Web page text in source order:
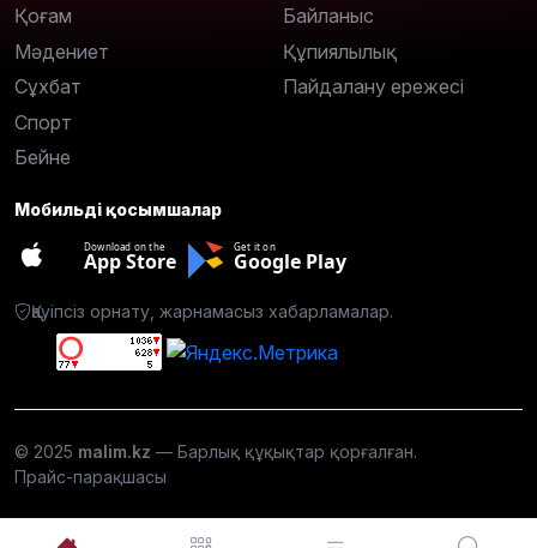
Қоғам
Мәдениет
Сұхбат
Спорт
Бейне
Байланыс
Құпиялылық
Пайдалану ережесі
Мобильді қосымшалар
Download on the
App Store
Get it on
Google Play
Қауіпсіз орнату, жарнамасыз хабарламалар.
© 2025 malim.kz — Барлық құқықтар қорғалған.
Прайс-парақшасы